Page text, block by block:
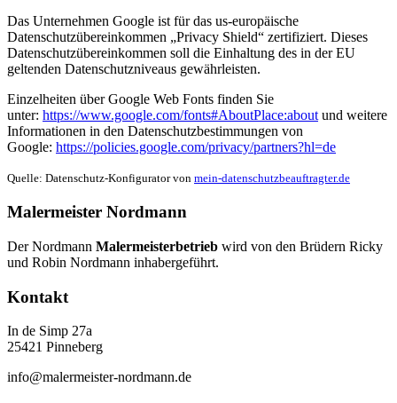
Das Unternehmen Google ist für das us-europäische
Datenschutzübereinkommen „Privacy Shield“ zertifiziert. Dieses
Datenschutzübereinkommen soll die Einhaltung des in der EU
geltenden Datenschutzniveaus gewährleisten.
Einzelheiten über Google Web Fonts finden Sie
unter: https://www.google.com/fonts#AboutPlace:aboutund weitere
Informationen in den Datenschutzbestimmungen von
Google: https://policies.google.com/privacy/partners?hl=de
Quelle: Datenschutz-Konfigurator von mein-datenschutzbeauftragter.de
Malermeister Nordmann
Der Nordmann Malermeisterbetrieb wird von den Brüdern Ricky
und Robin Nordmann inhabergeführt.
Kontakt
In de Simp 27a
25421 Pinneberg
info@malermeister-nordmann.de